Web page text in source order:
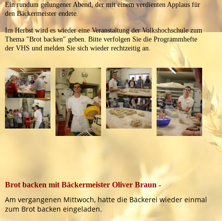
Ein rundum gelungener Abend, der mit einem verdienten Applaus für
den Bäckermeister endete.
Im Herbst wird es wieder eine Veranstaltung der Volkshochschule zum
Thema "Brot backen" geben. Bitte verfolgen Sie die Programmhefte
der VHS und melden Sie sich wieder rechtzeitig an.
Brot backen mit Bäckermeister Oliver Braun -
Am vergangenen Mittwoch, hatte die Bäckerei wieder einmal
zum Brot backen eingeladen.